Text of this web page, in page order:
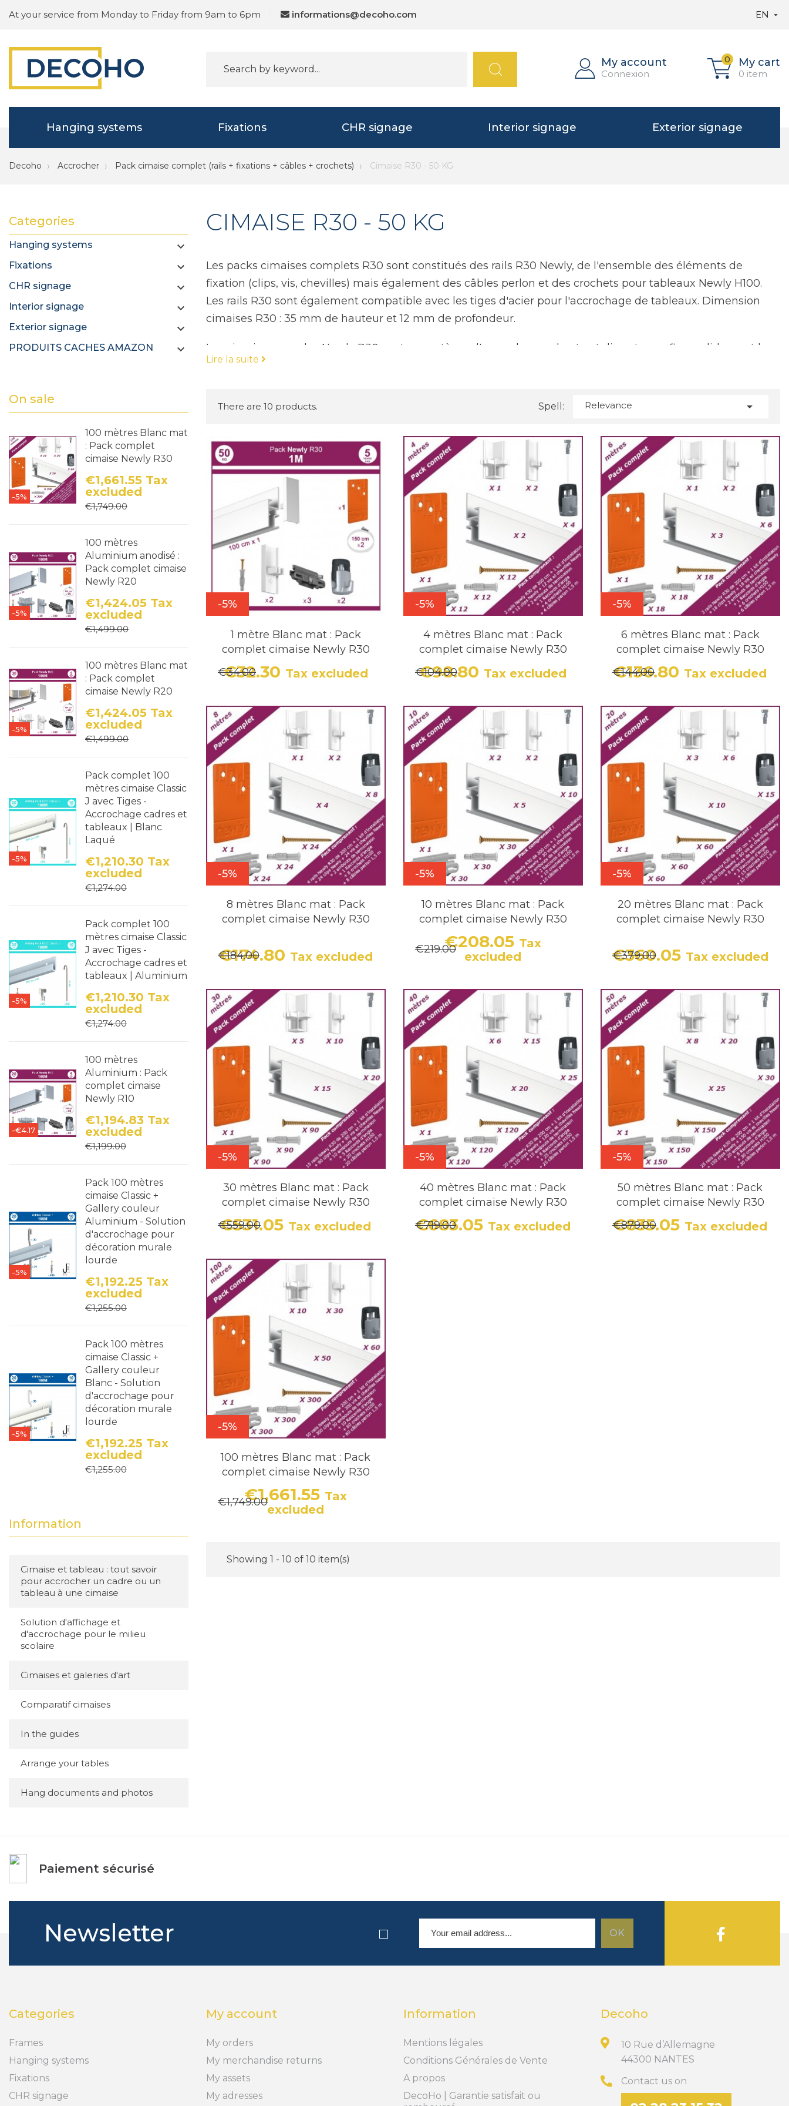
At your service from Monday to Friday from 9am to 6pm informations@decoho.com EN 
My account
Connexion
0 My cart
0 item
Hanging systems Fixations CHR signage Interior signage Exterior signage
Decoho Accrocher Pack cimaise complet (rails + fixations + câbles + crochets) Cimaise R30 - 50 KG
Categories
Hanging systems 
Fixations 
CHR signage 
Interior signage 
Exterior signage 
PRODUITS CACHES AMAZON 
On sale
-5%
100 mètres Blanc mat
: Pack complet
cimaise Newly R30
Price
€1,661.55 Tax
excluded
Regular price
€1,749.00
-5%
100 mètres
Aluminium anodisé :
Pack complet cimaise
Newly R20
Price
€1,424.05 Tax
excluded
Regular price
€1,499.00
-5%
100 mètres Blanc mat
: Pack complet
cimaise Newly R20
Price
€1,424.05 Tax
excluded
Regular price
€1,499.00
-5%
Pack complet 100
mètres cimaise Classic
J avec Tiges -
Accrochage cadres et
tableaux | Blanc
Laqué
Price
€1,210.30 Tax
excluded
Regular price
€1,274.00
-5%
Pack complet 100
mètres cimaise Classic
J avec Tiges -
Accrochage cadres et
tableaux | Aluminium
Price
€1,210.30 Tax
excluded
Regular price
€1,274.00
-€4.17
100 mètres
Aluminium : Pack
complet cimaise
Newly R10
Price
€1,194.83 Tax
excluded
Regular price
€1,199.00
-5%
Pack 100 mètres
cimaise Classic +
Gallery couleur
Aluminium - Solution
d'accrochage pour
décoration murale
lourde
Price
€1,192.25 Tax
excluded
Regular price
€1,255.00
-5%
Pack 100 mètres
cimaise Classic +
Gallery couleur
Blanc - Solution
d'accrochage pour
décoration murale
lourde
Price
€1,192.25 Tax
excluded
Regular price
€1,255.00
Information
Cimaise et tableau : tout savoir
pour accrocher un cadre ou un
tableau à une cimaise
Solution d'affichage et
d'accrochage pour le milieu
scolaire
Cimaises et galeries d'art
Comparatif cimaises
In the guides
Arrange your tables
Hang documents and photos
CIMAISE R30 - 50 KG
Les packs cimaises complets R30 sont constitués des rails R30 Newly, de l'ensemble des éléments de
fixation (clips, vis, chevilles) mais également des câbles perlon et des crochets pour tableaux Newly H100.
Les rails R30 sont également compatible avec les tiges d'acier pour l'accrochage de tableaux. Dimension
cimaises R30 : 35 mm de hauteur et 12 mm de profondeur.
Les cimaises murales Newly R30 sont un système d'accrochage robuste et discret pour fixer solidement les
cadres et les tableaux au mur. Ce système est conçu pour être facile à installer et peut s'adapter à différents
personnes qui souhaitent un affichage discret de leurs cadres et tableaux.
le temps. Elles peuvent supporter une charge de 50 kg par mètre linéaire, ce qui les rend idéales pour les
cadres et les tableaux lourds. Le système de fixation invisible permet de ne pas voir les fixations, ce qui
donne un aspect plus propre et élégant à la décoration murale.
Il est également possible d'ajouter ou de retirer facilement les cadres et les tableaux sans avoir besoin
d'outils. Ces cimaises peuvent accueillir à la fois des tiges ou des câbles perlon, ce qui permet de créer des
arrangements de cadres et de tableaux en suspension, ajoutant une dimension supplémentaire à la
décoration murale. Ce système est disponible en couleur blanche ou en aluminium pour s'adapter à
différents styles de décoration.
Lire la suite
There are 10 products. Spell: Relevance 
-5%
1 mètre Blanc mat : Pack
complet cimaise Newly R30
Price
€32.30 Tax excluded
Regular price
€34.00
-5%
4 mètres Blanc mat : Pack
complet cimaise Newly R30
Price
€98.80 Tax excluded
Regular price
€104.00
-5%
6 mètres Blanc mat : Pack
complet cimaise Newly R30
Price
€136.80 Tax excluded
Regular price
€144.00
-5%
8 mètres Blanc mat : Pack
complet cimaise Newly R30
Price
€174.80 Tax excluded
Regular price
€184.00
-5%
10 mètres Blanc mat : Pack
complet cimaise Newly R30
Price
€208.05 Tax
excludedRegular price
€219.00
-5%
20 mètres Blanc mat : Pack
complet cimaise Newly R30
Price
€360.05 Tax excluded
Regular price
€379.00
-5%
30 mètres Blanc mat : Pack
complet cimaise Newly R30
Price
€531.05 Tax excluded
Regular price
€559.00
-5%
40 mètres Blanc mat : Pack
complet cimaise Newly R30
Price
€683.05 Tax excluded
Regular price
€719.00
-5%
50 mètres Blanc mat : Pack
complet cimaise Newly R30
Price
€835.05 Tax excluded
Regular price
€879.00
-5%
100 mètres Blanc mat : Pack
complet cimaise Newly R30
Price
€1,661.55 Tax
excludedRegular price
€1,749.00
Showing 1 - 10 of 10 item(s)
Paiement sécurisé
Newsletter
Categories
Frames
Hanging systems
Fixations
CHR signage
My account
My orders
My merchandise returns
My assets
My adresses
Information
Mentions légales
Conditions Générales de Vente
A propos
DecoHo | Garantie satisfait ou
Decoho
10 Rue d’Allemagne
44300 NANTES
Contact us on